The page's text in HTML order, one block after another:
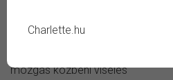
Charlette.hu
áztatás, magas páratartalom,
mozgás közbeni viselés